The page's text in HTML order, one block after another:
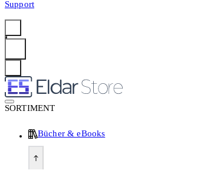
Support
SORTIMENT
Bücher & eBooks